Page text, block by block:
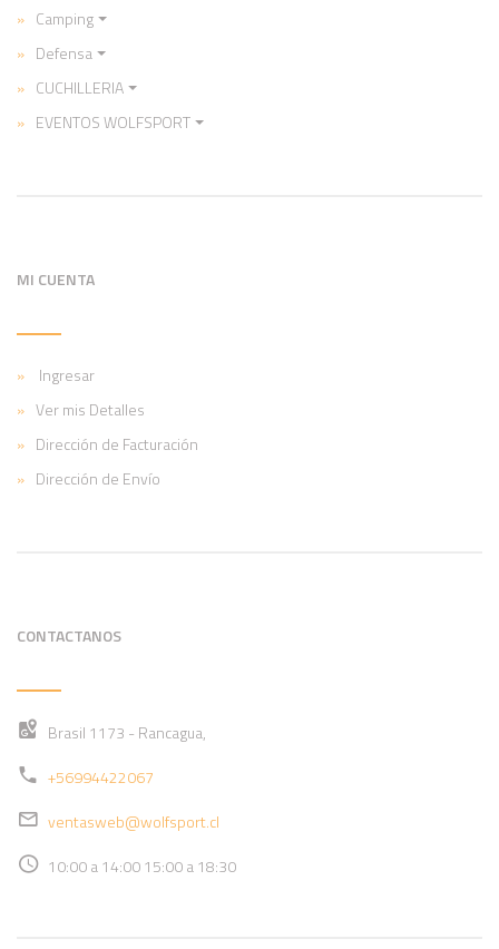
Camping
Defensa
CUCHILLERIA
EVENTOS WOLFSPORT
MI CUENTA
Ingresar
Ver mis Detalles
Dirección de Facturación
Dirección de Envío
CONTACTANOS
Brasil 1173 - Rancagua,
+56994422067
ventasweb@wolfsport.cl
10:00 a 14:00 15:00 a 18:30